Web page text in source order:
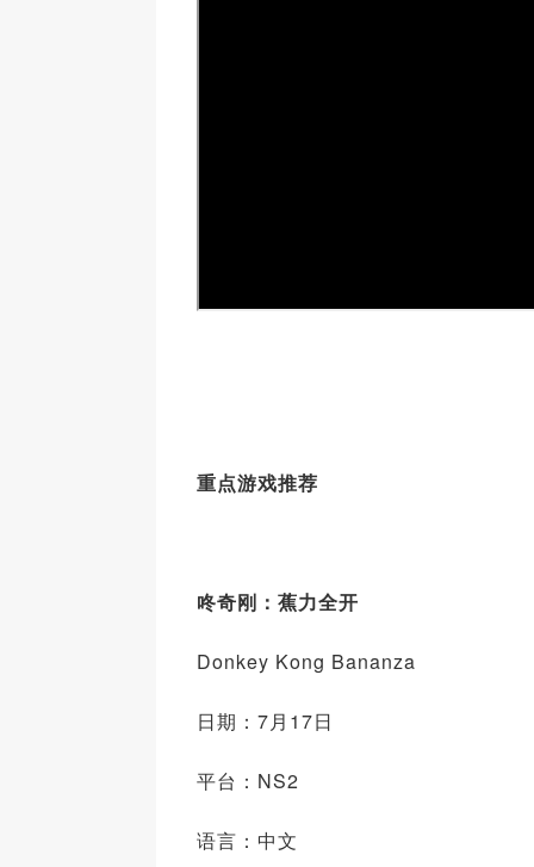
重点游戏推荐
咚奇刚：蕉力全开
Donkey Kong Bananza
日期：7月17日
平台：NS2
语言：中文